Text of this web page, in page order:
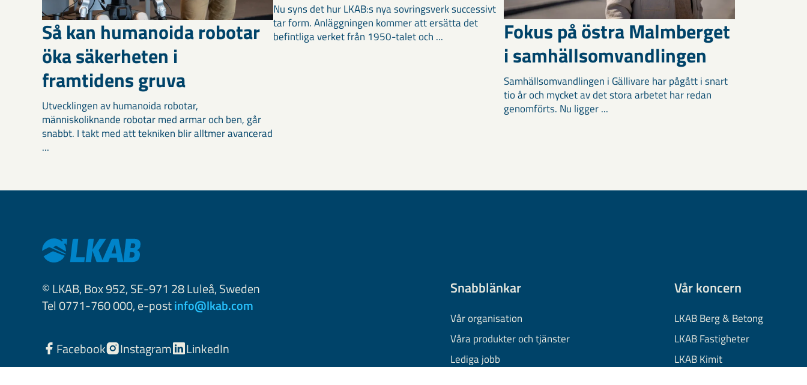
Så kan humanoida robotar
öka säkerheten i
framtidens gruva
Utvecklingen av humanoida robotar,
människoliknande robotar med armar och ben, går
snabbt. I takt med att tekniken blir alltmer avancerad
...
Nu syns det hur LKAB:s nya sovringsverk successivt
tar form. Anläggningen kommer att ersätta det
befintliga verket från 1950-talet och ...
Fokus på östra Malmberget
i samhällsomvandlingen
Samhällsomvandlingen i Gällivare har pågått i snart
tio år och mycket av det stora arbetet har redan
genomförts. Nu ligger ...
© LKAB, Box 952, SE-971 28 Luleå, Sweden
Tel 0771-760 000, e-postinfo@lkab.com
Facebook Instagram LinkedIn
Snabblänkar
Vår organisation
Våra produkter och tjänster
Lediga jobb
Vår koncern
LKAB Berg & Betong
LKAB Fastigheter
LKAB Kimit